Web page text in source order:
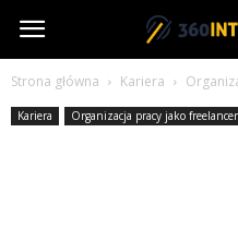
360interactive.pl
Strona główna Kariera
Kariera Organizacja pracy jako freelancer